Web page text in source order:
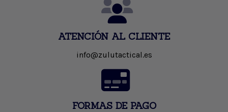
ATENCIÓN AL CLIENTE
info@zulutactical.es
FORMAS DE PAGO